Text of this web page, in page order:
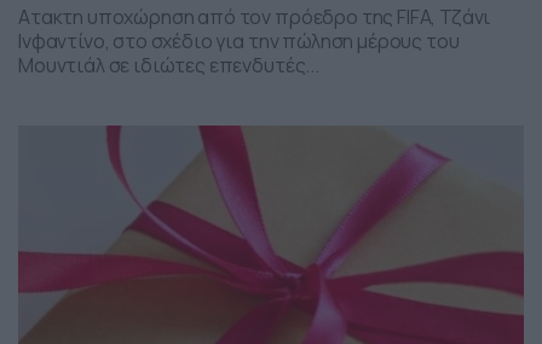
Ατακτη υποχώρηση από τον πρόεδρο της FIFA, Τζάνι
Ινφαντίνο, στο σχέδιο για την πώληση μέρους του
Μουντιάλ σε ιδιώτες επενδυτές...